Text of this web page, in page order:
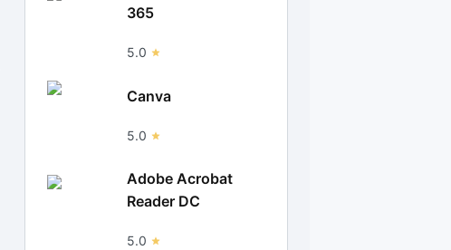
365
5.0
Canva
5.0
Adobe Acrobat
Reader DC
5.0